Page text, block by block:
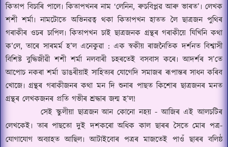
কিতাপ বিচাৰি পালে৷ কিতাপখনৰ নাম ‘লেনিন,ৰুচবিপ্লৱ আৰু ভাৰত’৷ লেখক
শশী শৰ্মা৷ নামটোতে অভিনৱত্ব থকা কিতাপখন হাতত লৈ ছাত্ৰজন পুথিৰ
গৰাকীৰ ওচৰ চাপিল৷ কিতাপখন চাই ছাত্ৰজনক গ্ৰন্থৰ গৰাকীয়ে যিখিনি কথা
ক’লে,তাৰে সাৰমৰ্ম হ’ল এনেকুৱা : এক স্বকীয় ৰাজনৈতিক দৰ্শনত বিশ্বাসী
বিশিষ্ট বুদ্ধিজীৱী শশী শৰ্মা নলবাৰী চহৰতেই বসবাস কৰে৷ আদৰ্শৰ স’তে
আপোচ নকৰা শৰ্মা ডাঙৰীয়াই সাহিত্যৰ যোগেদি সমাজৰ ৰূপান্তৰ সাধন কৰিব
খোজে৷ গ্ৰন্থৰ গৰাকীজনৰ কথা মন দি শুনাৰ পাছত কিশোৰ ছাত্ৰজনৰ মনত
গ্ৰন্থৰ লেখকজনৰ প্ৰতি গভীৰ শ্ৰদ্ধাৰ জন্ম হ’ল!
সেই স্কুলীয়া ছাত্ৰজন আন কোনো নহয় - আজিৰ এই আলচটিৰ
লেখকেই৷ তাৰ পাছতো দুই দশকৰো অধিক কাল ছাৰৰ সৈতে মোৰ পত্ৰ-
যোগাযোগ অব্যাহত আছিল৷ আটাইবোৰ পত্ৰৰ মাজতেই পাওঁ ছাৰৰ বলিষ্ঠ